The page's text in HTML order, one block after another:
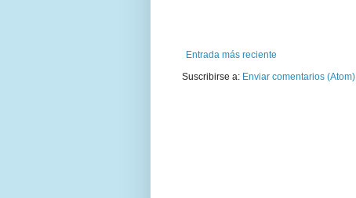
Entrada más reciente
Suscribirse a: Enviar comentarios (Atom)